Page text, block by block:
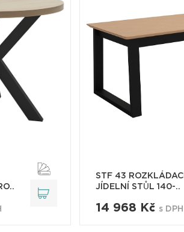
STF 43 ROZKLÁDACÍ
JÍDELNÍ STŮL 140-..
14 968 Kč s DPH